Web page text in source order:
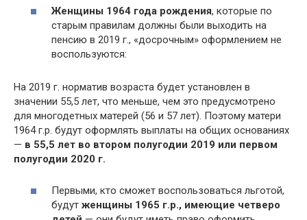
Женщины 1964 года рождения, которые по
старым правилам должны были выходить на
пенсию в 2019 г., «досрочным» оформлением не
воспользуются:
На 2019 г. норматив возраста будет установлен в
значении 55,5 лет, что меньше, чем это предусмотрено
для многодетных матерей (56 и 57 лет). Поэтому матери
1964 г.р. будут оформлять выплаты на общих основаниях
— в 55,5 лет во втором полугодии 2019 или первом
полугодии 2020 г.
Первыми, кто сможет воспользоваться льготой,
будут женщины 1965 г.р., имеющие четверо